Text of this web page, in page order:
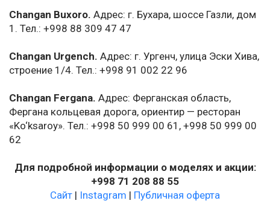
Changan Buxoro. Адрес: г. Бухара, шоссе Газли, дом
1. Тел.: +998 88 309 47 47
Changan Urgench. Адрес: г. Ургенч, улица Эски Хива,
строение 1/4. Тел.: +998 91 002 22 96
Changan Fergana. Адрес: Ферганская область,
Фергана кольцевая дорога, ориентир — ресторан
«Ko‘ksaroy». Тел.: +998 50 999 00 61, +998 50 999 00
62
Для подробной информации о моделях и акции:
+998 71 208 88 55
Сайт | Instagram | Публичная оферта